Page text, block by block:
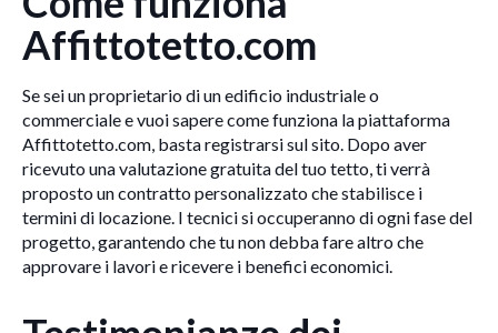
Affittotetto.com
Se sei un proprietario di un edificio industriale o
commerciale e vuoi sapere come funziona la piattaforma
Affittotetto.com, basta registrarsi sul sito. Dopo aver
ricevuto una valutazione gratuita del tuo tetto, ti verrà
proposto un contratto personalizzato che stabilisce i
termini di locazione. I tecnici si occuperanno di ogni fase del
progetto, garantendo che tu non debba fare altro che
approvare i lavori e ricevere i benefici economici.